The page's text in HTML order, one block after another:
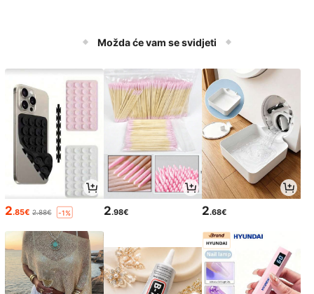
Možda će vam se svidjeti
2.85€ 2.88€ -1% 2.98€ 2.68€